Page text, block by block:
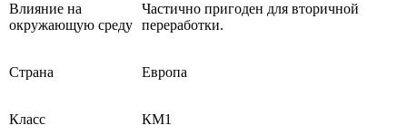
Влияние на
окружающую среду
Частично пригоден для вторичной
переработки.
Страна Европа
Класс КМ1